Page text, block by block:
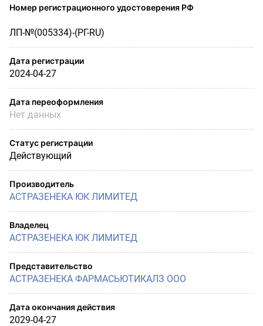
Номер регистрационного удостоверения РФ
ЛП-№(005334)-(РГ-RU)
Дата регистрации
2024-04-27
Дата переоформления
Нет данных
Статус регистрации
Действующий
Производитель
АСТРАЗЕНЕКА ЮК ЛИМИТЕД
Владелец
АСТРАЗЕНЕКА ЮК ЛИМИТЕД
Представительство
АСТРАЗЕНЕКА ФАРМАСЬЮТИКАЛЗ ООО
Дата окончания действия
2029-04-27